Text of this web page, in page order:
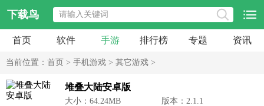
下载鸟
首页 软件 手游 排行榜 专题 资讯
当前位置： 首页 > 手机游戏 > 其它游戏 >
堆叠大陆安卓版
大小：64.24MB
版本：2.1.1